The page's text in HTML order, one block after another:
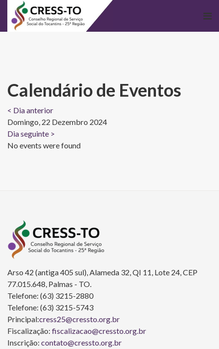
Calendário de Eventos
< Dia anterior
Domingo, 22 Dezembro 2024
Dia seguinte >
No events were found
Arso 42 (antiga 405 sul), Alameda 32, QI 11, Lote 24, CEP
77.015.648, Palmas - TO.
Telefone: (63) 3215-2880
Telefone: (63) 3215-5743
Principal:cress25@cressto.org.br
Fiscalização: fiscalizacao@cressto.org.br
Inscrição: contato@cressto.org.br